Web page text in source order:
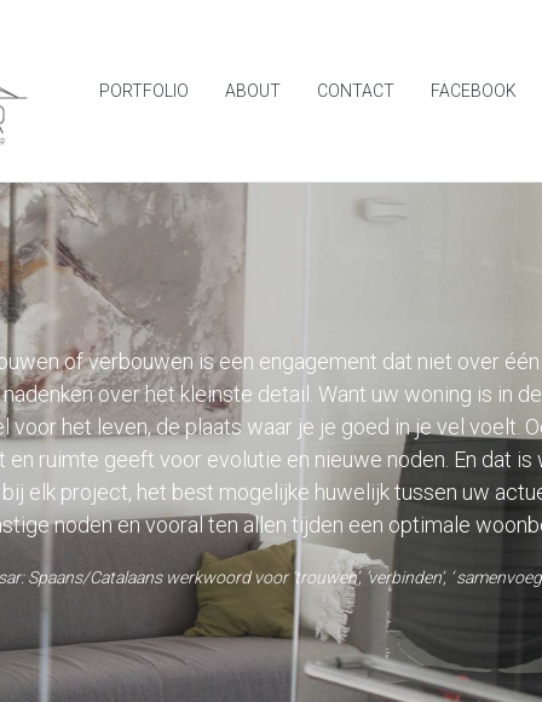
PORTFOLIO ABOUT CONTACT FACEBOOK
of verbouwen is een engagement dat niet over
over het kleinste detail. Want uw woning is in
voor het leven, de plaats waar je je goed in je vel voelt.
en ruimte geeft voor evolutie en nieuwe noden. En dat is
elk project, het best mogelijke huwelijk tussen uw
noden en vooral ten allen tijden een optimale
Spaans/Catalaans werkwoord voor ‘trouwen’, ‘verbinden’, ‘